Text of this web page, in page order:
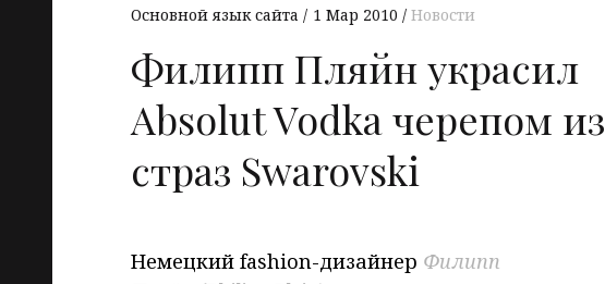
Основной язык сайта 1 Мар 2010 Новости
Филипп Пляйн украсил
Absolut Vodka черепом из
страз Swarovski
Немецкий fashion-дизайнер Филипп